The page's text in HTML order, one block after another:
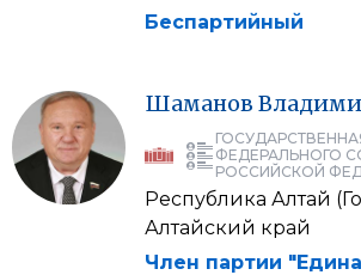
Беспартийный
Шаманов
ФЕДЕРАЛЬНОГО
РОССИЙСКОЙ
Республика Алтай
Алтайский край
Член партии